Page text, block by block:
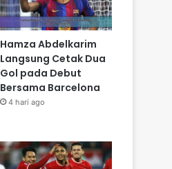
Hamza Abdelkarim
Langsung Cetak Dua
Gol pada Debut
Bersama Barcelona
4 hari ago